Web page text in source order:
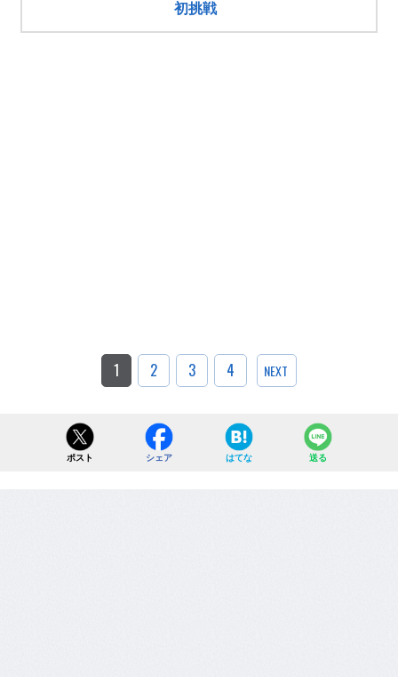
初挑戦
1 2 3 4 NEXT
ポスト シェア はてな 送る